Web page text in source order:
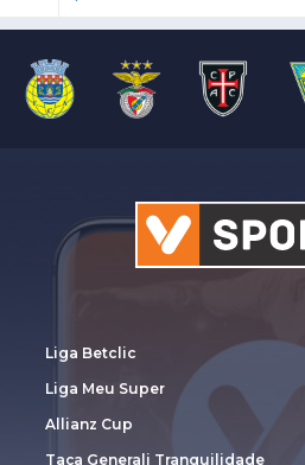
Liga Betclic
Liga Meu Super
Allianz Cup
Taça Generali Tranquilidade